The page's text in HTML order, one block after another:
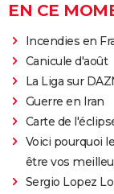
EN CE
Incendies en
Canicule d'août
La Liga sur
Guerre en Iran
Carte de
Voici pourquoi
être vos
Sergio Lopez